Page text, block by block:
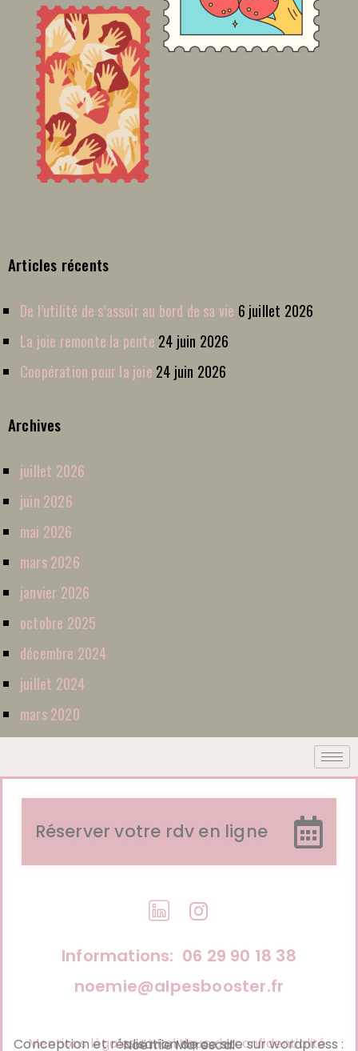
Articles récents
De l’utilité de s’assoir au bord de sa vie 6 juillet 2026
La joie remonte la pente 24 juin 2026
Coopération pour la joie 24 juin 2026
Archives
juillet 2026
juin 2026
mai 2026
mars 2026
janvier 2026
octobre 2025
décembre 2024
juillet 2024
mars 2020
Réserver votre rdv en ligne
Informations: 06 29 90 18 38
noemie@alpesbooster.fr
Mentions légales et Politique de confidentialité
Conception et réalisation de ce site sur wordpress : Noëmie Marescal